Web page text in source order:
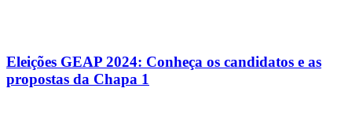
Eleições GEAP 2024: Conheça os candidatos e as
propostas da Chapa 1